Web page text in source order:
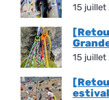
15 juillet
15 juillet